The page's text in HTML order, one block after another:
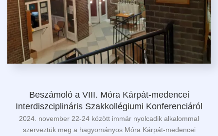
Beszámoló a VIII. Móra Kárpát-medencei
Interdiszciplináris Szakkollégiumi Konferenciáról
2024. november 22-24 között immár nyolcadik alkalommal
szerveztük meg a hagyományos Móra Kárpát-medencei